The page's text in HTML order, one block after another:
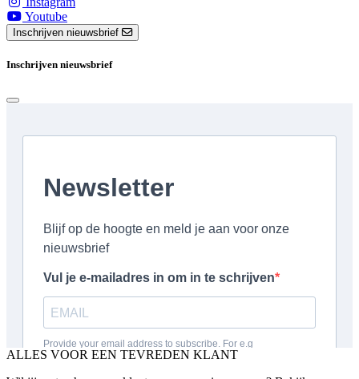
Youtube
Inschrijven nieuwsbrief
Inschrijven nieuwsbrief
ALLES VOOR EEN TEVREDEN KLANT